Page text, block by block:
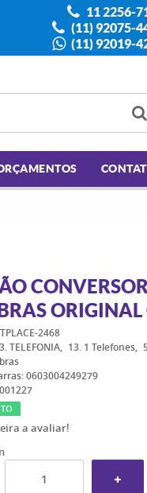
11 2256-
(11) 92075-
(11) 92019-
2468
TELEFONIA 13. 1 Telefones
0603004249279
a avaliar!